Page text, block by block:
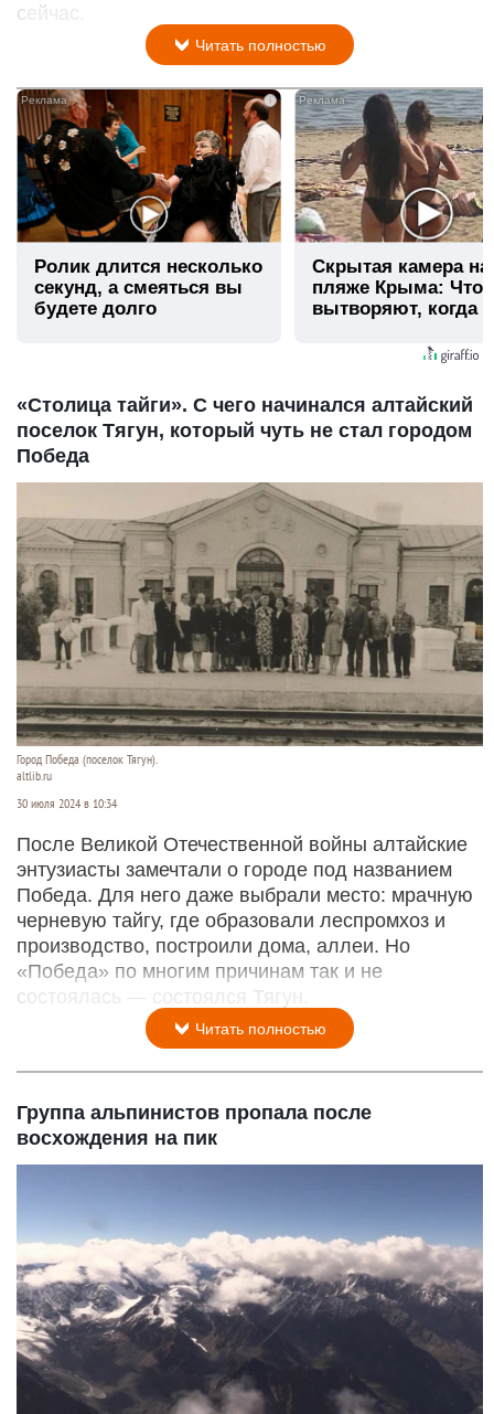
сейчас.
Читать полностью
i
Ролик длится несколько
секунд, а смеяться вы
будете долго
Скрытая камера на
пляже Крыма: Что
вытворяют, когда
«Столица тайги». С чего начинался алтайский
поселок Тягун, который чуть не стал городом
Победа
Город Победа (поселок Тягун).
altlib.ru
30 июля 2024 в 10:34
После Великой Отечественной войны алтайские
энтузиасты замечтали о городе под названием
Победа. Для него даже выбрали место: мрачную
черневую тайгу, где образовали леспромхоз и
производство, построили дома, аллеи. Но
«Победа» по многим причинам так и не
состоялась — состоялся Тягун.
Читать полностью
Группа альпинистов пропала после
восхождения на пик